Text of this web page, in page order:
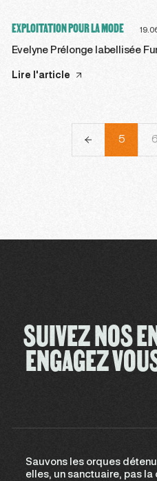
EXPLOITATION POUR LA MODE
Evelyne Prélonge labellisée
Lire l'article
4 5 6
SUIVEZ NOS
ENGAGEZ
Sauvons les orques
elles, un sanctuaire, pas la